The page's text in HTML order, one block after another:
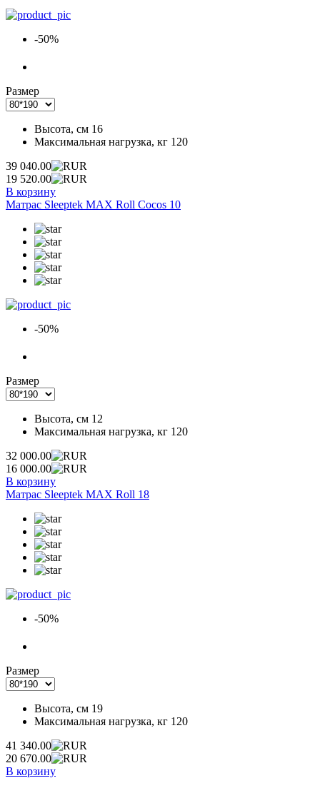
-50%
Размер
Высота, см 16
Максимальная нагрузка, кг 120
39 040.00
19 520.00
В корзину
Матрас Sleeptek MAX Roll Cocos 10
-50%
Размер
Высота, см 12
Максимальная нагрузка, кг 120
32 000.00
16 000.00
В корзину
Матрас Sleeptek MAX Roll 18
-50%
Размер
Высота, см 19
Максимальная нагрузка, кг 120
41 340.00
20 670.00
В корзину